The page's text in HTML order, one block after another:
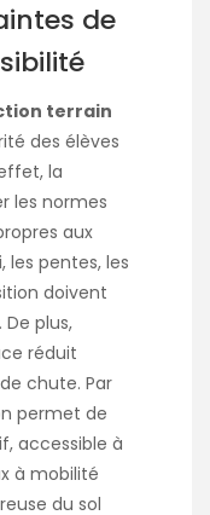
de
terrain
des élèves
la
les normes
aux
les pentes, les
doivent
plus,
réduit
chute. Par
permet de
accessible à
à mobilité
du sol